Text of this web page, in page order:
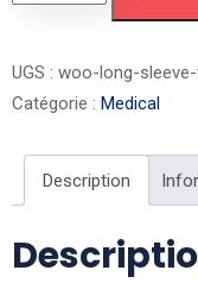
UGS : woo-long-
Catégorie : Medical
Description